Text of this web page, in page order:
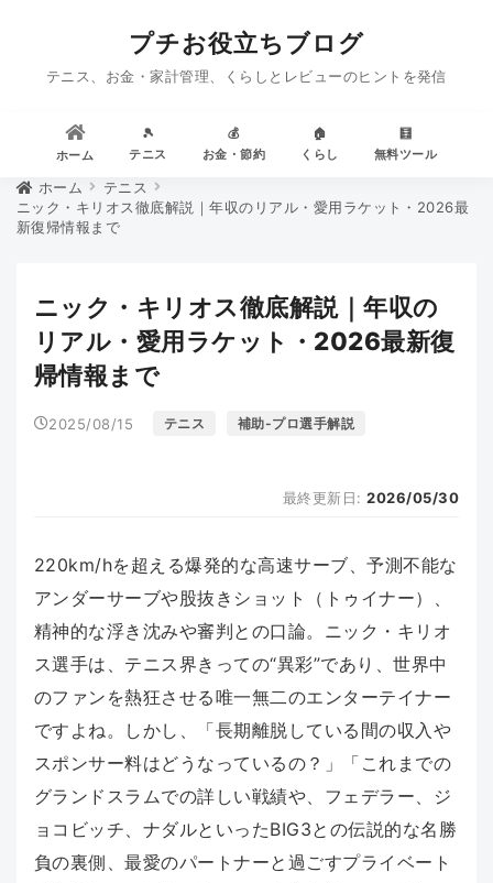
プチお役立ちブログ
テニス、お金・家計管理、くらしとレビューのヒントを発信
ホーム
🎾
テニス
💰
お金・節約
🏠
くらし
🧮
無料ツール
ホーム
テニス
ニック・キリオス徹底解説｜年収のリアル・愛用ラケット・2026最
新復帰情報まで
ニック・キリオス徹底解説｜年収の
リアル・愛用ラケット・2026最新復
帰情報まで
2025/08/15 テニス 補助-プロ選手解説
最終更新日:2026/05/30
220km/hを超える爆発的な高速サーブ、予測不能な
アンダーサーブや股抜きショット（トゥイナー）、
精神的な浮き沈みや審判との口論。ニック・キリオ
ス選手は、テニス界きっての“異彩”であり、世界中
のファンを熱狂させる唯一無二のエンターテイナー
ですよね。しかし、「長期離脱している間の収入や
スポンサー料はどうなっているの？」「これまでの
グランドスラムでの詳しい戦績や、フェデラー、ジ
ョコビッチ、ナダルといったBIG3との伝説的な名勝
負の裏側、最愛のパートナーと過ごすプライベート